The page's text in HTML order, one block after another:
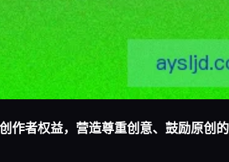
者权益，营造尊重创意、鼓励原创的